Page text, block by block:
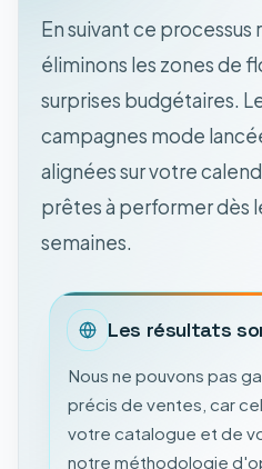
En suivant ce processus
éliminons les zones de
surprises budgétaires.
campagnes mode
alignées sur votre
prêtes à performer dès
semaines.
Les résultats
Nous ne pouvons pas
précis de ventes, car
votre catalogue et de
notre méthodologie